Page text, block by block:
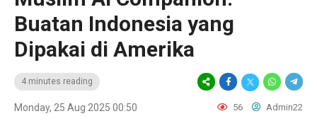
Buatan Indonesia yang
Dipakai di Amerika
4 minutes reading
Monday, 25 Aug 2025 00:50 56 Admin22